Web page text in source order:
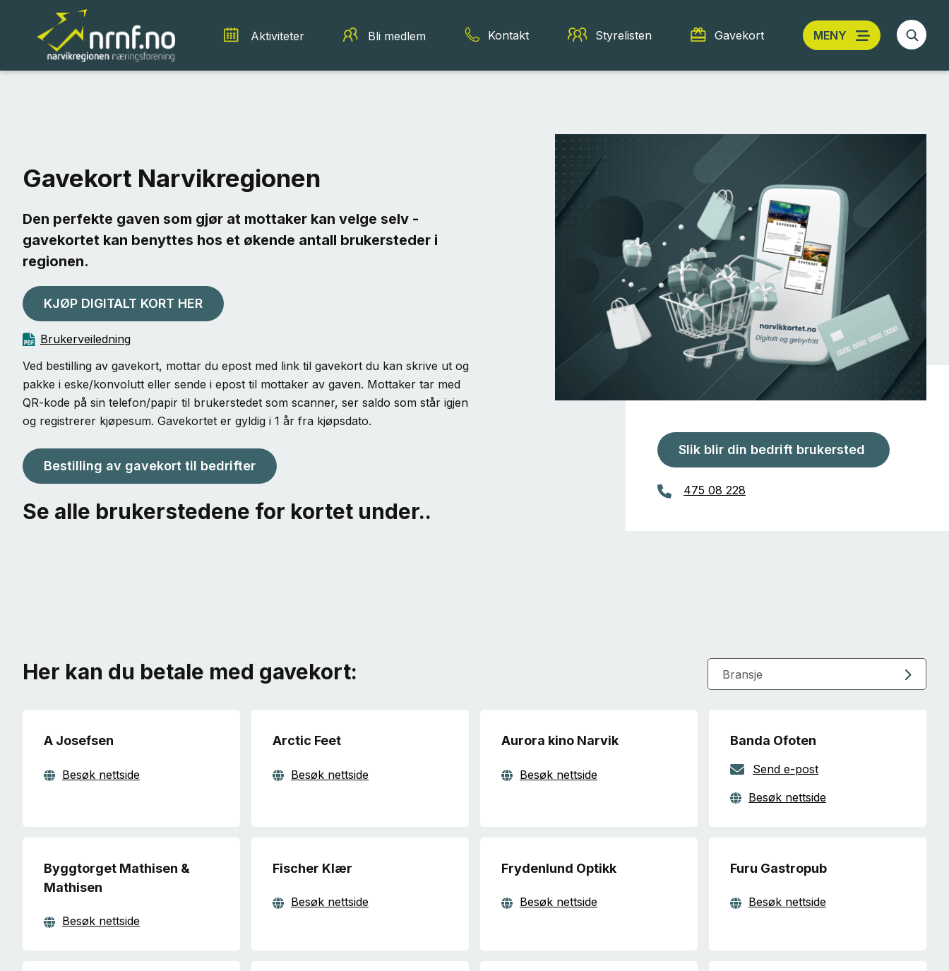
Aktiviteter Bli medlem Kontakt Styrelisten Gavekort MENY
Gavekort Narvikregionen
Den perfekte gaven som gjør at mottaker kan velge selv -
gavekortet kan benyttes hos et økende antall brukersteder i
regionen.
KJØP DIGITALT KORT HER
Brukerveiledning
Ved bestilling av gavekort, mottar du epost med link til gavekort du kan skrive ut og
pakke i eske/konvolutt eller sende i epost til mottaker av gaven. Mottaker tar med
QR-kode på sin telefon/papir til brukerstedet som scanner, ser saldo som står igjen
og registrerer kjøpesum. Gavekortet er gyldig i 1 år fra kjøpsdato.
Bestilling av gavekort til bedrifter
Se alle brukerstedene for kortet under..
Slik blir din bedrift brukersted
475 08 228
Her kan du betale med gavekort: Bransje
A Josefsen
Besøk nettside
Arctic Feet
Besøk nettside
Aurora kino Narvik
Besøk nettside
Banda Ofoten
Send e-post
Besøk nettside
Byggtorget Mathisen &
Mathisen
Besøk nettside
Fischer Klær
Besøk nettside
Frydenlund Optikk
Besøk nettside
Furu Gastropub
Besøk nettside